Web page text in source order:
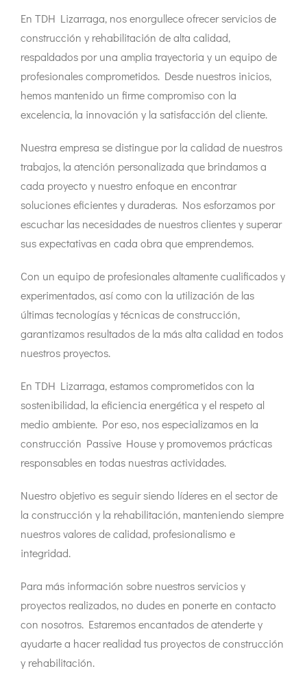
En TDH Lizarraga, nos enorgullece ofrecer servicios de
construcción y rehabilitación de alta calidad,
respaldados por una amplia trayectoria y un equipo de
profesionales comprometidos. Desde nuestros inicios,
hemos mantenido un firme compromiso con la
excelencia, la innovación y la satisfacción del cliente.
Nuestra empresa se distingue por la calidad de nuestros
trabajos, la atención personalizada que brindamos a
cada proyecto y nuestro enfoque en encontrar
soluciones eficientes y duraderas. Nos esforzamos por
escuchar las necesidades de nuestros clientes y superar
sus expectativas en cada obra que emprendemos.
Con un equipo de profesionales altamente cualificados y
experimentados, así como con la utilización de las
últimas tecnologías y técnicas de construcción,
garantizamos resultados de la más alta calidad en todos
nuestros proyectos.
En TDH Lizarraga, estamos comprometidos con la
sostenibilidad, la eficiencia energética y el respeto al
medio ambiente. Por eso, nos especializamos en la
construcción Passive House y promovemos prácticas
responsables en todas nuestras actividades.
Nuestro objetivo es seguir siendo líderes en el sector de
la construcción y la rehabilitación, manteniendo siempre
nuestros valores de calidad, profesionalismo e
integridad.
Para más información sobre nuestros servicios y
proyectos realizados, no dudes en ponerte en contacto
con nosotros. Estaremos encantados de atenderte y
ayudarte a hacer realidad tus proyectos de construcción
y rehabilitación.